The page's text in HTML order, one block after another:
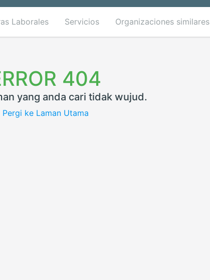
Laborales Servicios Organizaciones similares
404
yang anda cari tidak wujud.
Pergi ke Laman Utama